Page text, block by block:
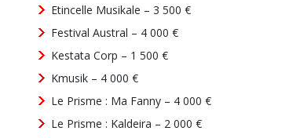
Etincelle Musikale – 3 500 €
Festival Austral – 4 000 €
Kestata Corp – 1 500 €
Kmusik – 4 000 €
Le Prisme : Ma Fanny – 4 000 €
Le Prisme : Kaldeira – 2 000 €